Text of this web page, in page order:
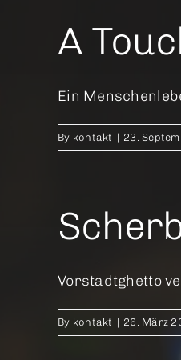
A
Ein
By kontakt | 23.
Vorstadtghetto
By kontakt | 26. März